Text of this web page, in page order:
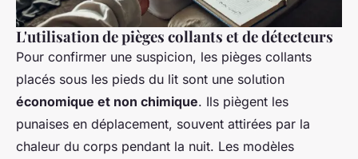
L'utilisation de pièges collants et de détecteurs
Pour confirmer une suspicion, les pièges collants
placés sous les pieds du lit sont une solution
économique et non chimique. Ils piègent les
punaises en déplacement, souvent attirées par la
chaleur du corps pendant la nuit. Les modèles